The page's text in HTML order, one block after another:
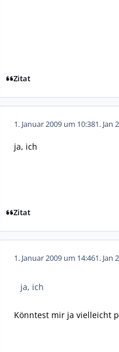
Zitat
1. Januar 2009 um 10:381. Jan
ja, ich
Zitat
1. Januar 2009 um 14:461. Jan
ja, ich
Könntest mir ja vielleicht